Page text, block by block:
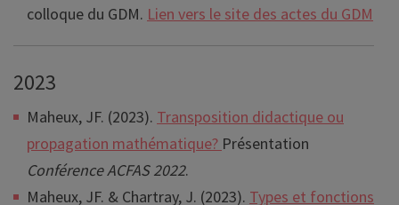
colloque du GDM. Lien vers le site des actes du GDM
2023
Maheux, JF. (2023). Transposition didactique ou
propagation mathématique? Présentation
Conférence ACFAS 2022.
Maheux, JF. & Chartray, J. (2023). Types et fonctions